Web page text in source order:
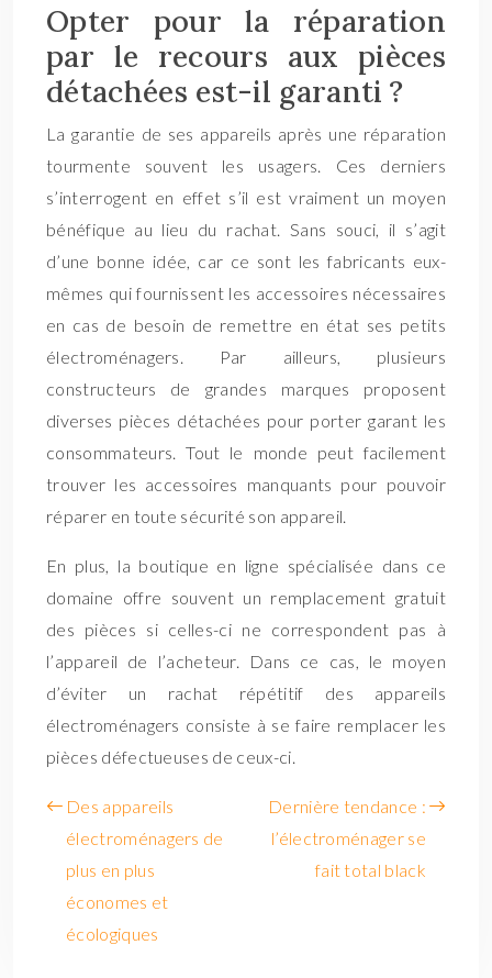
Opter pour la réparation
par le recours aux pièces
détachées est-il garanti ?
La garantie de ses appareils après une réparation
tourmente souvent les usagers. Ces derniers
s’interrogent en effet s’il est vraiment un moyen
bénéfique au lieu du rachat. Sans souci, il s’agit
d’une bonne idée, car ce sont les fabricants eux-
mêmes qui fournissent les accessoires nécessaires
en cas de besoin de remettre en état ses petits
électroménagers. Par ailleurs, plusieurs
constructeurs de grandes marques proposent
diverses pièces détachées pour porter garant les
consommateurs. Tout le monde peut facilement
trouver les accessoires manquants pour pouvoir
réparer en toute sécurité son appareil.
En plus, la boutique en ligne spécialisée dans ce
domaine offre souvent un remplacement gratuit
des pièces si celles-ci ne correspondent pas à
l’appareil de l’acheteur. Dans ce cas, le moyen
d’éviter un rachat répétitif des appareils
électroménagers consiste à se faire remplacer les
pièces défectueuses de ceux-ci.
Des appareils
électroménagers de
plus en plus
économes et
écologiques
Dernière tendance :
l’électroménager se
fait total black